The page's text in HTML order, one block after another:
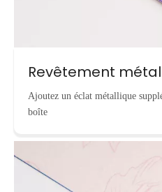
Revêtement
Ajoutez un éclat métallique
boîte